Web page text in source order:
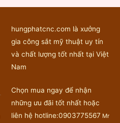
hungphatcnc.com là xưởng
gia công sắt mỹ thuật uy tín
và chất lượng tốt nhất tại Việt
Nam
Chọn mua ngay để nhận
những ưu đãi tốt nhất hoặc
liên hệ hotline:0903775567 Mr